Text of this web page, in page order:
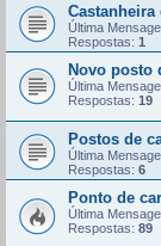
Castanheira
Última
Respostas: 1
Novo posto
Última
Respostas: 19
Postos de
Última
Respostas: 6
Ponto de
Última
Respostas: 89